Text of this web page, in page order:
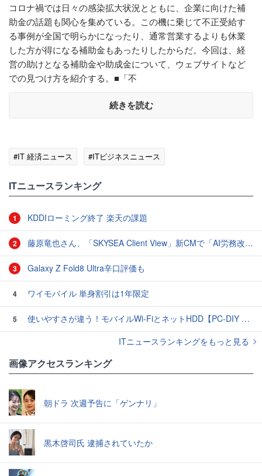
コロナ禍では日々の感染拡大状況とともに、企業に向けた補
助金の話題も関心を集めている。この機に乗じて不正受給す
る事例が全国で明らかになったり、通常営業するよりも休業
した方が得になる補助金もあったりしたからだ。今回は、経
営の助けとなる補助金や助成金について、ウェブサイトなど
での見つけ方を紹介する。■「不
続きを読む
#IT 経済ニュース #ITビジネスニュース
ITニュースランキング
1 KDDIローミング終了 楽天の課題
2 藤原竜也さん、「SKYSEA Client View」新CMで「AI労務改善」をアピール 働き方をAIが分析したら「すぐに休んで」と言われる？
3 Galaxy Z Fold8 Ultra辛口評価も
4 ワイモバイル 単身割引は1年限定
5
使いやすさが違う！モバイルWi-FiとネットHDD【PC-DIY 秋の陣】
ITニュースランキングをもっと見る
画像アクセスランキング
朝ドラ 次週予告に「ゲンナリ」
黒木啓司氏 逮捕されていたか